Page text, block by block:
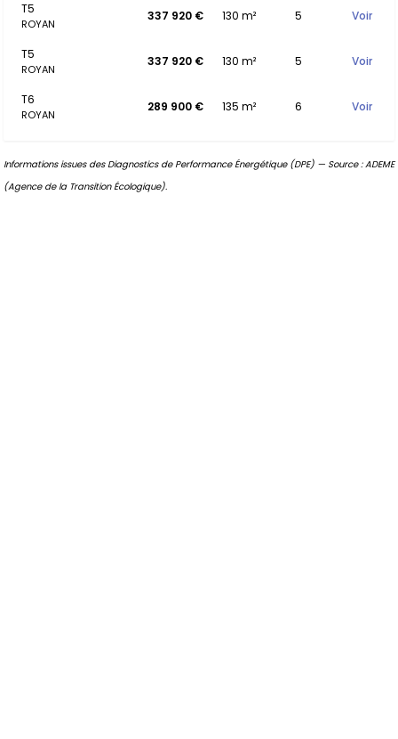
T5
ROYAN
337 920 € 130 m² 5 Voir
T5
ROYAN
337 920 € 130 m² 5 Voir
T6
ROYAN
289 900 € 135 m² 6 Voir
Informations issues des Diagnostics de Performance Énergétique (DPE) — Source : ADEME
(Agence de la Transition Écologique).